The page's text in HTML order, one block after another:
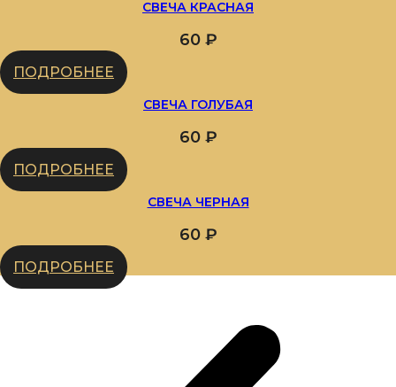
СВЕЧА КРАСНАЯ
60 ₽
ПОДРОБНЕЕ
СВЕЧА ГОЛУБАЯ
60 ₽
ПОДРОБНЕЕ
СВЕЧА ЧЕРНАЯ
60 ₽
ПОДРОБНЕЕ